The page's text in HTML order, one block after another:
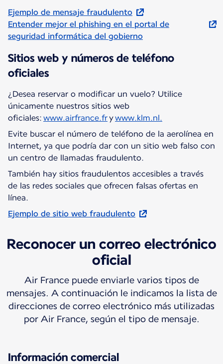
Ejemplo de mensaje fraudulento
Entender mejor el phishing en el portal de
seguridad informática del gobierno
Sitios web y números de teléfono
oficiales
¿Desea reservar o modificar un vuelo? Utilice
únicamente nuestros sitios web
oficiales: www.airfrance.frywww.klm.nl.
Evite buscar el número de teléfono de la aerolínea en
Internet, ya que podría dar con un sitio web falso con
un centro de llamadas fraudulento.
También hay sitios fraudulentos accesibles a través
de las redes sociales que ofrecen falsas ofertas en
línea.
Ejemplo de sitio web fraudulento
Reconocer un correo electrónico
oficial
Air France puede enviarle varios tipos de
mensajes. A continuación le indicamos la lista de
direcciones de correo electrónico más utilizadas
por Air France, según el tipo de mensaje.
Información comercial